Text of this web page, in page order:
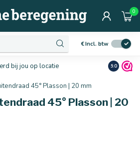
0
€Incl. btw
bij jou op locatie Ruim10
9.0
45° Plasson | 20 mm
45° Plasson | 20